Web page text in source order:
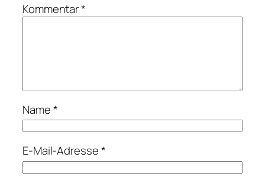
Kommentar*
Name*
E-Mail-Adresse*